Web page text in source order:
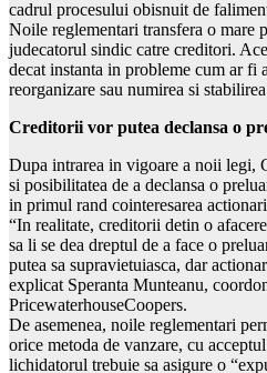
cadrul procesului obisnuit de
Noile reglementari transfera o mare
judecatorul sindic catre creditori.
decat instanta in probleme cum ar fi
reorganizare sau numirea si
Creditorii vor putea declansa o
Dupa intrarea in vigoare a noii legi,
si posibilitatea de a declansa o
in primul rand cointeresarea
“In realitate, creditorii detin o
sa li se dea dreptul de a face o
putea sa supravietuiasca, dar
explicat Speranta Munteanu,
PricewaterhouseCoopers.
De asemenea, noile reglementari
orice metoda de vanzare, cu
lichidatorul trebuie sa asigure o